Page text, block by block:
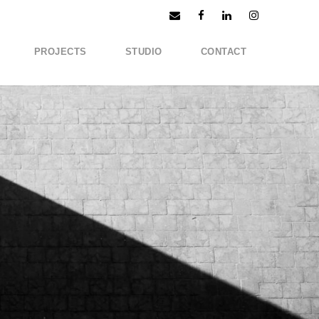
PROJECTS STUDIO CONTACT